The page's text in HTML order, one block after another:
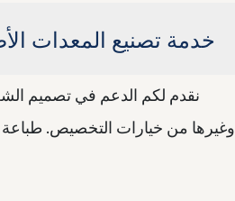
خدمة تصنيع المعدات
نقدم لكم الدعم في تصميم
وغيرها من خيارات التخصيص. طباعة